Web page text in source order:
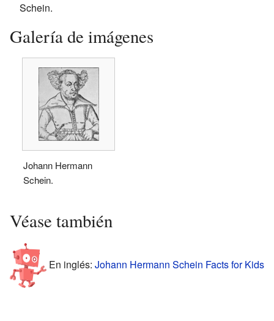
Schein.
Galería de imágenes
Johann Hermann
Schein.
Véase también
En inglés: Johann Hermann Schein Facts for Kids